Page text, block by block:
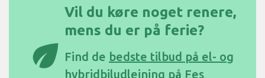
eco
Vil du køre noget renere,
mens du er på ferie?
Find de bedste tilbud på el- og
hybridbiludlejning på Fes